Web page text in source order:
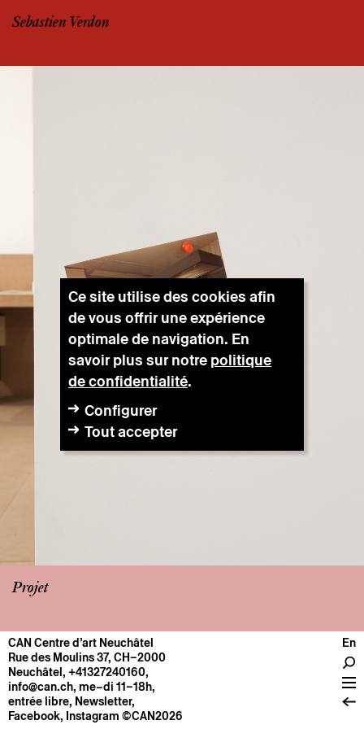
Sebastien Verdon
Projet
CENTRE
Infos pratiques
Fonctionnement
À propos
CAN Centre d’art Neuchâtel
Rue des Moulins 37, CH–2000
Neuchâtel, +41327240160,
info@can.ch, me–di 11–18h,
entrée libre, Newsletter,
Facebook, Instagram ©CAN2026
En
Ce site utilise des cookies afin
de vous offrir une expérience
optimale de navigation. En
savoir plus sur notre politique
de confidentialité.
Configurer
Tout accepter